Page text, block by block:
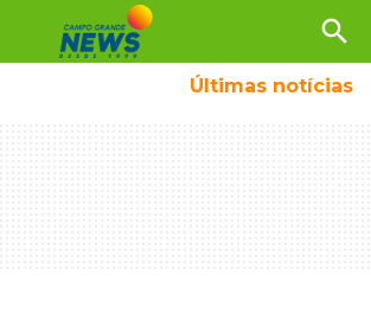
search
Últimas notícias